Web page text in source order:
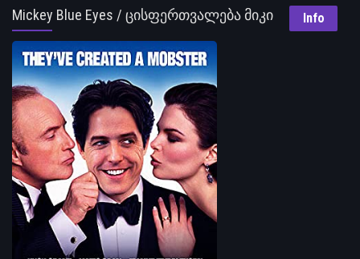
Mickey Blue Eyes / ცისფერთვალება მიკი Info